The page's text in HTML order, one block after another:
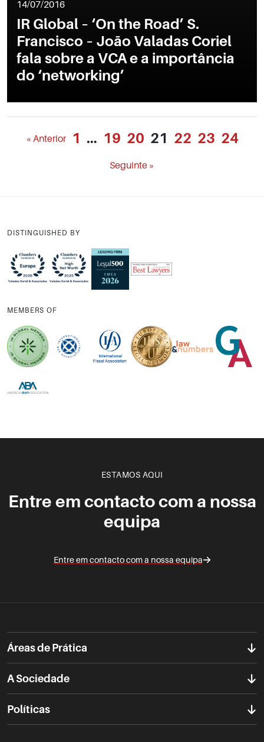
14/07/2016
IR Global – ‘On the Road’ S.
Francisco – João Valadas Coriel
fala sobre a VCA e a importância
do ‘networking’
« Anterior 1 … 19 20 21 22 23 24
Seguinte »
DISTINGUISHED BY
MEMBERS OF
ESTAMOS AQUI
Entre em contacto com a nossa
equipa
Entre em contacto com a nossa equipa
Áreas de Prática
A Sociedade
Políticas